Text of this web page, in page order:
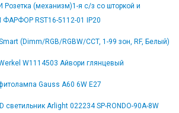
Розетка (механизм)1-я с/з со шторкой и
RST16-5112-01 IP20
(Dimm/RGB/RGBW/CCT, 1-99 зон, RF, Белый)
W1114503 Айвори глянцевый
Gauss A60 6W E27
светильник Arlight 022234 SP-RONDO-90A-8W